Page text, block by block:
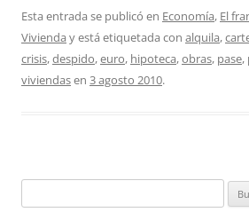
Esta entrada se publicó en Economía, El
Vivienda y está etiquetada con alquila,
crisis,despido,euro, hipoteca,obras, pase,
viviendasen 3 agosto 2010.